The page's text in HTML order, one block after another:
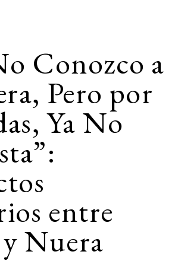
Conozco a
Pero por
Ya No
entre
Nuera